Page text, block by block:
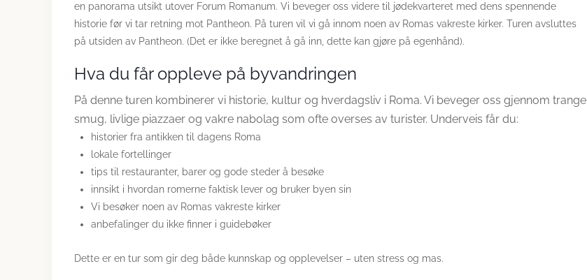
en panorama utsikt utover Forum Romanum. Vi beveger oss videre til jødekvarteret med dens spennende
historie før vi tar retning mot Pantheon. På turen vil vi gå innom noen av Romas vakreste kirker. Turen avsluttes
på utsiden av Pantheon. (Det er ikke beregnet å gå inn, dette kan gjøre på egenhånd).
Hva du får oppleve på byvandringen
På denne turen kombinerer vi historie, kultur og hverdagsliv i Roma. Vi beveger oss gjennom trange
smug, livlige piazzaer og vakre nabolag som ofte overses av turister. Underveis får du:
historier fra antikken til dagens Roma
lokale fortellinger
tips til restauranter, barer og gode steder å besøke
innsikt i hvordan romerne faktisk lever og bruker byen sin
Vi besøker noen av Romas vakreste kirker
anbefalinger du ikke finner i guidebøker
Dette er en tur som gir deg både kunnskap og opplevelser – uten stress og mas.